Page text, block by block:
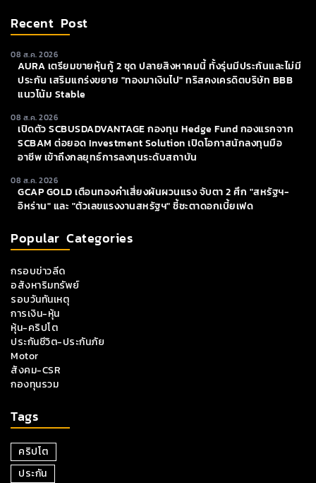
Recent Post
08 ส.ค. 2026
AURA เตรียมขายหุ้นกู้ 2 ชุด ปลายสิงหาคมนี้ ทั้งรุ่นมีประกันและไม่มี
ประกัน เสริมแกร่งขยาย "ทองมาเงินไป" ทริสคงเครดิตบริษัท BBB
แนวโน้ม Stable
08 ส.ค. 2026
เปิดตัว SCBUSDADVANTAGE กองทุน Hedge Fund กองแรกจาก
SCBAM ต่อยอด Investment Solution เปิดโอกาสนักลงทุนมือ
อาชีพ เข้าถึงกลยุทธ์การลงทุนระดับสถาบัน
08 ส.ค. 2026
GCAP GOLD เตือนทองคำเสี่ยงผันผวนแรง จับตา 2 ศึก "สหรัฐฯ-
อิหร่าน" และ "ตัวเลขแรงงานสหรัฐฯ" ชี้ชะตาดอกเบี้ยเฟด
Popular Categories
กรอบข่าวลีด
อสังหาริมทรัพย์
รอบวันทันเหตุ
การเงิน-หุ้น
หุ้น-คริปโต
ประกันชีวิต-ประกันภัย
Motor
สังคม-CSR
กองทุนรวม
Tags
คริปโต
ประกัน